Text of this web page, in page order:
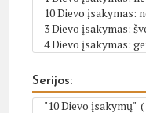
Serijos: